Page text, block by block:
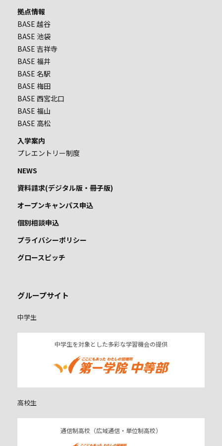
拠点情報
BASE 越谷
BASE 池袋
BASE 吉祥寺
BASE 福井
BASE 名駅
BASE 梅田
BASE 西宮北口
BASE 福山
BASE 高松
入学案内
プレエントリー制度
NEWS
資料請求(デジタル版・冊子版)
オープンキャンパス申込
個別相談申込
プライバシーポリシー
グロースピッチ
グループサイト
中学生
中学生を対象とした多彩な学習機会の提供
高校生
通信制高校（広域通信・単位制高校）